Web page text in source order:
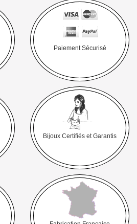
Paiement Sécurisé
Bijoux Certifiés et Garantis